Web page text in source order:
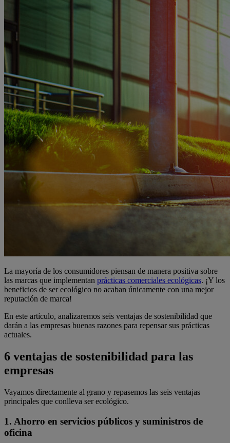
La mayoría de los consumidores piensan de manera positiva sobre
las marcas que implementan prácticas comerciales ecológicas. ¡Y los
beneficios de ser ecológico no acaban únicamente con una mejor
reputación de marca!
En este artículo, analizaremos seis ventajas de sostenibilidad que
darán a las empresas buenas razones para repensar sus prácticas
actuales.
6 ventajas de sostenibilidad para las
empresas
Vayamos directamente al grano y repasemos las seis ventajas
principales que conlleva ser ecológico.
1. Ahorro en servicios públicos y suministros de
oficina